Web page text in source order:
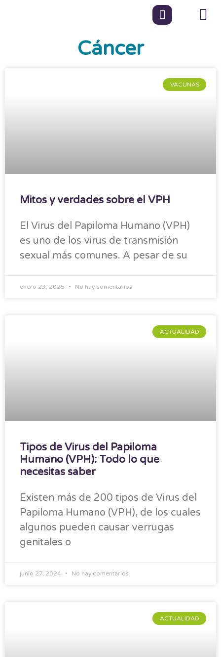
Cáncer
VACUNAS
Mitos y verdades sobre el VPH
El Virus del Papiloma Humano (VPH)
es uno de los virus de transmisión
sexual más comunes. A pesar de su
enero 23, 2025 No hay comentarios
ACTUALIDAD
Tipos de Virus del Papiloma
Humano (VPH): Todo lo que
necesitas saber
Existen más de 200 tipos de Virus del
Papiloma Humano (VPH), de los cuales
algunos pueden causar verrugas
genitales o
junio 27, 2024 No hay comentarios
ACTUALIDAD